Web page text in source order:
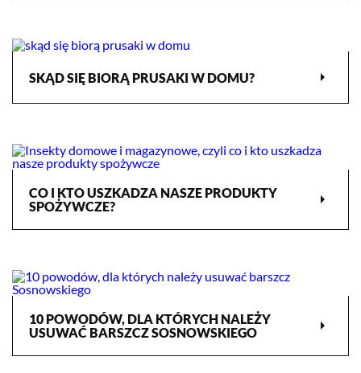
SKĄD SIĘ BIORĄ PRUSAKI W DOMU? arrow_right
CO I KTO USZKADZA NASZE PRODUKTY
SPOŻYWCZE?
arrow_right
10 POWODÓW, DLA KTÓRYCH NALEŻY
USUWAĆ BARSZCZ SOSNOWSKIEGO
arrow_right